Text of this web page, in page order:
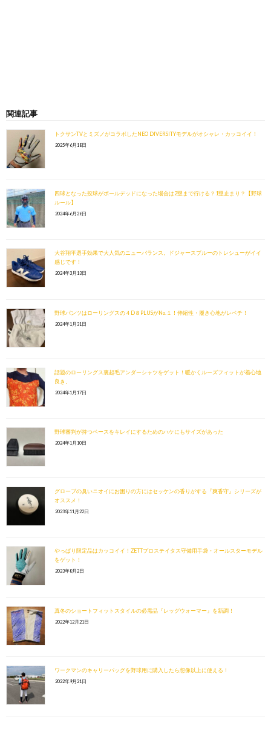
関連記事
トクサンTVとミズノがコラボしたNEO DIVERSITYモデルがオシャレ・カッコイイ！
2025年6月18日
四球となった投球がボールデッドになった場合は2塁まで行ける？1塁止まり？【野球
ルール】
2024年6月26日
大谷翔平選手効果で大人気のニューバランス。ドジャースブルーのトレシューがイイ
感じです！
2024年3月13日
野球パンツはローリングスの４D８PLUSがNo.１！伸縮性・履き心地がレベチ！
2024年1月31日
話題のローリングス裏起毛アンダーシャツをゲット！暖かくルーズフィットが着心地
良き。
2024年1月17日
野球審判が持つベースをキレイにするためのハケにもサイズがあった
2024年1月10日
グローブの臭いニオイにお困りの方にはセッケンの香りがする『爽香守』シリーズが
オススメ！
2023年11月22日
やっぱり限定品はカッコイイ！ZETTプロステイタス守備用手袋・オールスターモデル
をゲット！
2023年8月2日
真冬のショートフィットスタイルの必需品『レッグウォーマー』を新調！
2022年12月21日
ワークマンのキャリーバッグを野球用に購入したら想像以上に使える！
2022年9月21日